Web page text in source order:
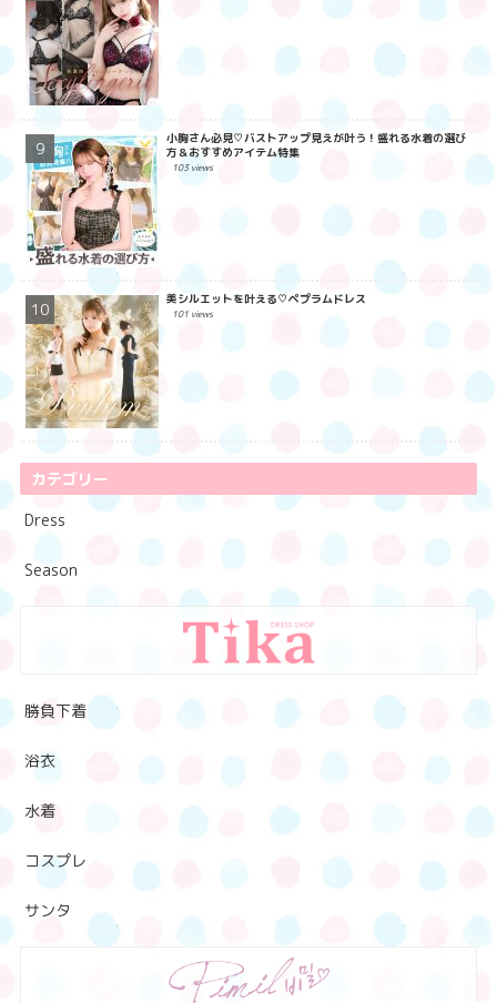
小胸さん必見♡バストアップ見えが叶う！盛れる水着の選び
方＆おすすめアイテム特集
103 views
美シルエットを叶える♡ペプラムドレス
101 views
カテゴリー
Dress
Season
勝負下着
浴衣
水着
コスプレ
サンタ